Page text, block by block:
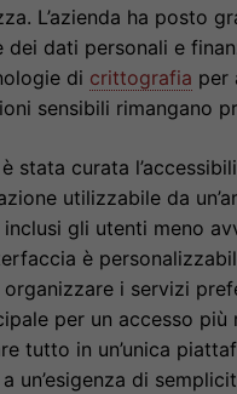
L’azienda ha posto
dei dati personali e
di crittografia per
sensibili rimangano
stata curata
utilizzabile da
gli utenti meno
è
i servizi
per un accesso più
tutto in un’unica
un’esigenza di